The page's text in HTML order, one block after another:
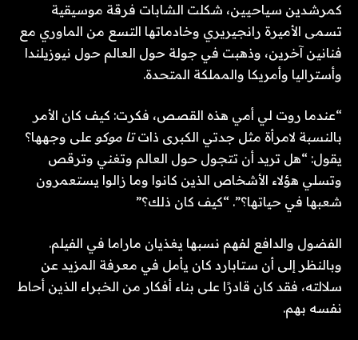
كمرشدين سياحيين، شكلت الشابات فرقة موسيقية
تسمى الأميرة رانجيريري وخادماتها التسع من الماوري مع
فنانين آخرين، وذهبت في جولة حول العالم حول نيوزيلندا
وأستراليا وأمريكا والمملكة المتحدة.
“عندما روت لي أمي هذه القصص، فكرت: كيف كان الأمر
بالنسبة لامرأة مثل جدتي الكبرى ذاتتا موكو على وجهها؟
يقول: “هل تريد أن تتجول حول العالم وتغني وترقص
وتسلي هؤلاء الأشخاص الذين كانوا وما زالوا يستعمرون
شعبها في حياتها؟”. “كيف كان ذلك؟”
الفضول والدافع لفهم نسبها يغذيان ماراما في الفيلم.
وبالنظر إلى أن ستابارد كان يأمل في معرفة المزيد عن
سلالته، فقد كان قادرًا على بناء أفكار من الخبراء الذين أحاط
نفسه بهم.